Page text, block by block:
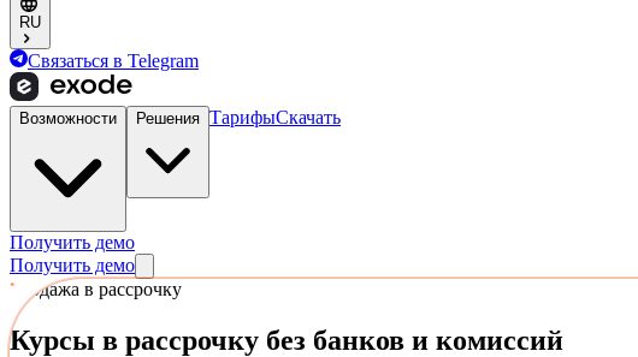
RU
Связаться в Telegram
Возможности Решения ТарифыСкачать
Получить демо
Получить демо
продажа в рассрочку
Курсы в рассрочку без банков и комиссий